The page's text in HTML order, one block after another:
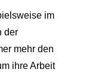
im
der
mehr den
ihre Arbeit